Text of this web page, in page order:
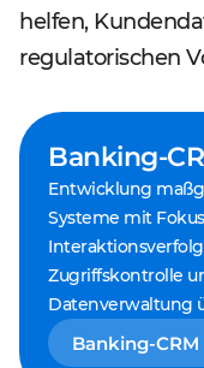
helfen,
regulatorischen
Banking-
Entwicklung
Systeme mit
Zugriffskontrolle
Datenverwaltung
Banking-